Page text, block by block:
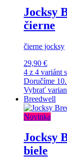
Jocksy
čierne
čierne jocksy
29,90 €
4 z 4 variánt
Doručíme
Vybrať
Breedwell
Novinka
Jocksy
biele